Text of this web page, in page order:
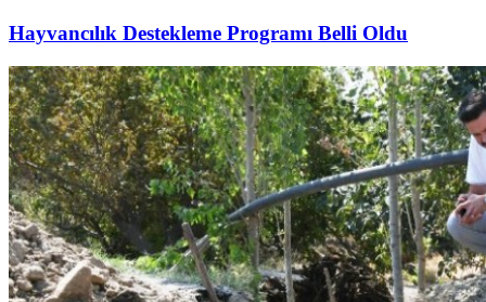
Hayvancılık Destekleme Programı Belli Oldu